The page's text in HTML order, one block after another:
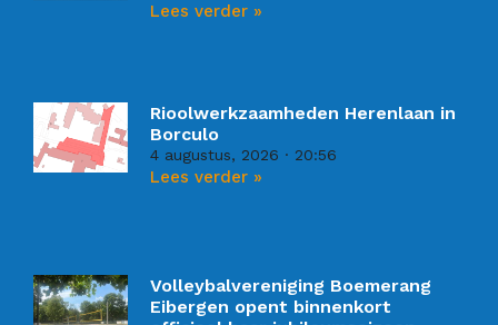
Lees verder »
Rioolwerkzaamheden Herenlaan in
Borculo
4 augustus, 2026 20:56
Lees verder »
Volleybalvereniging Boemerang
Eibergen opent binnenkort